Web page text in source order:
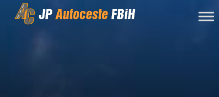
Skip to content